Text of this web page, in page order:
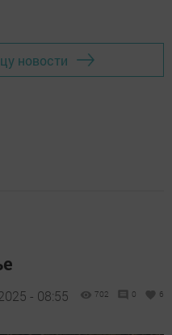
новости
- 08:55 702 0 6